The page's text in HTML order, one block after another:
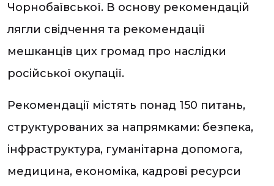
Чорнобаївської. В основу рекомендацій
лягли свідчення та рекомендації
мешканців цих громад про наслідки
російської окупації.
Рекомендації містять понад 150 питань,
структурованих за напрямками: безпека,
інфраструктура, гуманітарна допомога,
медицина, економіка, кадрові ресурси